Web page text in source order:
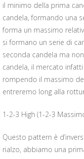
il minimo della prima
candela, formando una
forma un massimo
si formano un serie di
seconda candela ma
candela, il mercato
rompendo il massimo
entreremo long alla
1-2-3 High (1-2-3
Questo pattern è
rialzo, abbiamo una